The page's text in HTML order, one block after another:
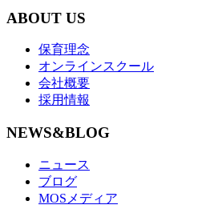
ABOUT US
保育理念
オンラインスクール
会社概要
採用情報
NEWS&BLOG
ニュース
ブログ
MOSメディア